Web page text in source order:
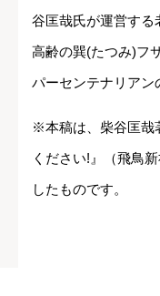
谷匡哉氏が運営する
高齢の巽(たつみ)フ
パーセンテナリアン
※本稿は、柴谷匡哉
ください!』（飛鳥
したものです。